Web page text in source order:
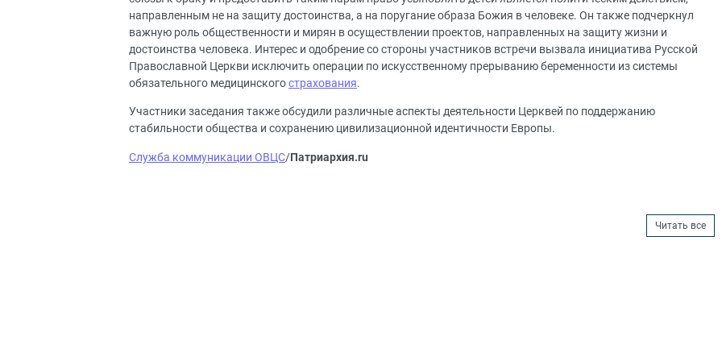
направленным не на защиту достоинства, а на поругание образа Божия в человеке. Он также подчеркнул
важную роль общественности и мирян в осуществлении проектов, направленных на защиту жизни и
достоинства человека. Интерес и одобрение со стороны участников встречи вызвала инициатива Русской
Православной Церкви исключить операции по искусственному прерыванию беременности из системы
обязательного медицинскогострахования.
Участники заседания также обсудили различные аспекты деятельности Церквей по поддержанию
стабильности общества и сохранению цивилизационной идентичности Европы.
Служба коммуникации ОВЦС/Патриархия.ru
Читать все